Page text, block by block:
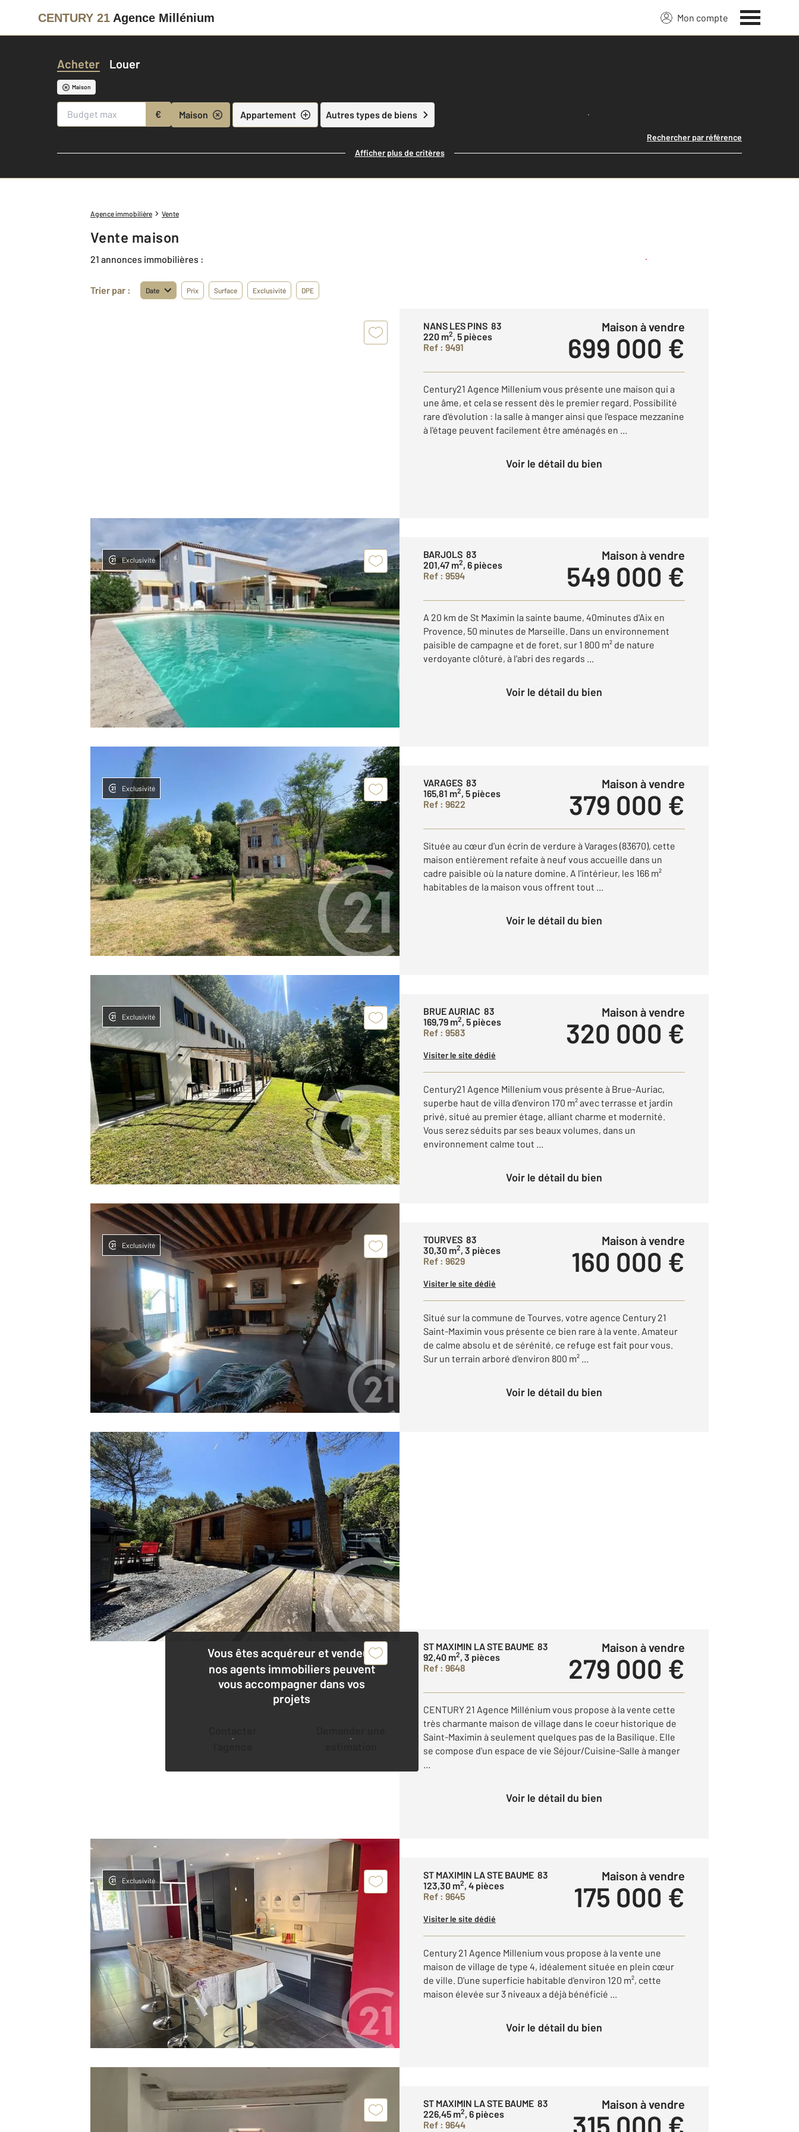
CENTURY 21 Agence Millénium Mon compte
Acheter Louer
Maison
€ Maison Appartement Autres types de biens Lancer ma recherche
Rechercher par référence
Afficher plus de critères
Agence immobilière Vente
Vente maison
21 annonces immobilières : Créer une alerte
Trier par : Date Prix Surface Exclusivité DPE
NANS LES PINS 83
220 m2, 5 pièces
Ref : 9491
Maison à vendre
699 000 €
Century21 Agence Millenium vous présente une maison qui a
une âme, et cela se ressent dès le premier regard. Possibilité
rare d'évolution : la salle à manger ainsi que l'espace mezzanine
à l'étage peuvent facilement être aménagés en ...
Voir le détail du bien
Exclusivité
BARJOLS 83
201,47 m2, 6 pièces
Ref : 9594
Maison à vendre
549 000 €
A 20 km de St Maximin la sainte baume, 40minutes d'Aix en
Provence, 50 minutes de Marseille. Dans un environnement
paisible de campagne et de foret, sur 1 800 m² de nature
verdoyante clôturé, à l'abri des regards ...
Voir le détail du bien
Exclusivité
VARAGES 83
165,81 m2, 5 pièces
Ref : 9622
Maison à vendre
379 000 €
Située au cœur d'un écrin de verdure à Varages (83670), cette
maison entièrement refaite à neuf vous accueille dans un
cadre paisible où la nature domine. A l'intérieur, les 166 m²
habitables de la maison vous offrent tout ...
Voir le détail du bien
Exclusivité
BRUE AURIAC 83
169,79 m2, 5 pièces
Ref : 9583
Maison à vendre
320 000 €
Visiter le site dédié
Century21 Agence Millenium vous présente à Brue-Auriac,
superbe haut de villa d'environ 170 m² avec terrasse et jardin
privé, situé au premier étage, alliant charme et modernité.
Vous serez séduits par ses beaux volumes, dans un
environnement calme tout ...
Voir le détail du bien
Exclusivité
TOURVES 83
30,30 m2, 3 pièces
Ref : 9629
Maison à vendre
160 000 €
Visiter le site dédié
Situé sur la commune de Tourves, votre agence Century 21
Saint-Maximin vous présente ce bien rare à la vente. Amateur
de calme absolu et de sérénité, ce refuge est fait pour vous.
Sur un terrain arboré d'environ 800 m² ...
Voir le détail du bien
Vous êtes acquéreur et vendeur,
nos agents immobiliers peuvent
vous accompagner dans vos
projets
ST MAXIMIN LA STE BAUME 83
92,40 m2, 3 pièces
Ref : 9648
Maison à vendre
279 000 €
CENTURY 21 Agence Millénium vous propose à la vente cette
très charmante maison de village dans le coeur historique de
Saint-Maximin à seulement quelques pas de la Basilique. Elle
se compose d'un espace de vie Séjour/Cuisine-Salle à manger
...
Voir le détail du bien
Exclusivité
ST MAXIMIN LA STE BAUME 83
123,30 m2, 4 pièces
Ref : 9645
Maison à vendre
175 000 €
Visiter le site dédié
Century 21 Agence Millenium vous propose à la vente une
maison de village de type 4, idéalement située en plein cœur
de ville. D'une superficie habitable d'environ 120 m², cette
maison élevée sur 3 niveaux a déjà bénéficié ...
Voir le détail du bien
ST MAXIMIN LA STE BAUME 83
226,45 m2, 6 pièces
Ref : 9644
Maison à vendre
315 000 €